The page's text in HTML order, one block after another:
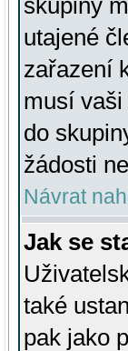
skupiny
utajené
zařazení
musí vaši
do
žádosti
Návrat
Jak se
také
pak jako